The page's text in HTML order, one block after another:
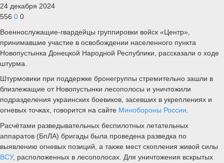
24 декабря 2024
556 0 0
Военнослужащие-гвардейцы группировки войск «Центр»,
принимавшие участие в освобождении населенного пункта
Новопустынка Донецкой Народной Республики, рассказали о ходе
штурма.
Штурмовики при поддержке бронегруппы стремительно зашли в
близлежащие от Новопустынки лесополосы и уничтожили
подразделения украинских боевиков, засевших в укреплениях и
огневых точках, говорится на сайте Минобороны России.
Расчётами разведывательных беспилотных летательных
аппаратов (БпЛА) бригады была проведена разведка по
выявлению огневых позиций, а также мест скопления живой силы
ВСУ, расположенных в лесополосах. Для уничтожения вскрытых